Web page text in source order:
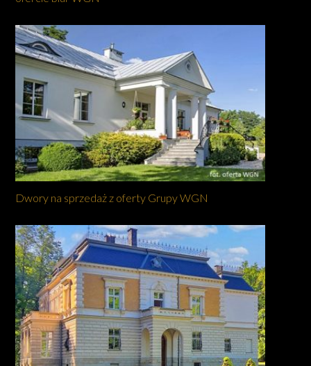
Dwory na sprzedaż z oferty Grupy WGN